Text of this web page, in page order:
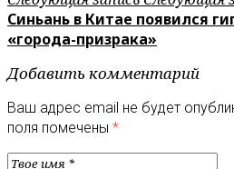
Синьань в Китае появился
«города-призрака»
Добавить комментарий
Ваш адрес email не будет
поля помечены *